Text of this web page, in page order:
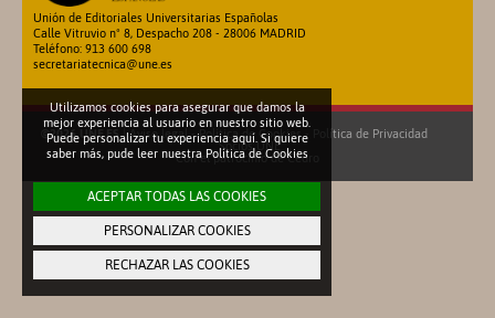
Unión de Editoriales Universitarias Españolas
Calle Vitruvio nº 8, Despacho 208 - 28006 MADRID
Teléfono: 913 600 698
secretariatecnica@une.es
©2026 UNE.ES|Aviso legal-Política de Cookies-
Política de Privacidad
Socios UNE
Con el patrocinio deCedro
Utilizamos cookies para asegurar que damos la
mejor experiencia al usuario en nuestro sitio web.
Puede personalizar tu experiencia aquí. Si quiere
saber más, pude leer nuestra Política de Cookies
ACEPTAR TODAS LAS COOKIES
PERSONALIZAR COOKIES
RECHAZAR LAS COOKIES